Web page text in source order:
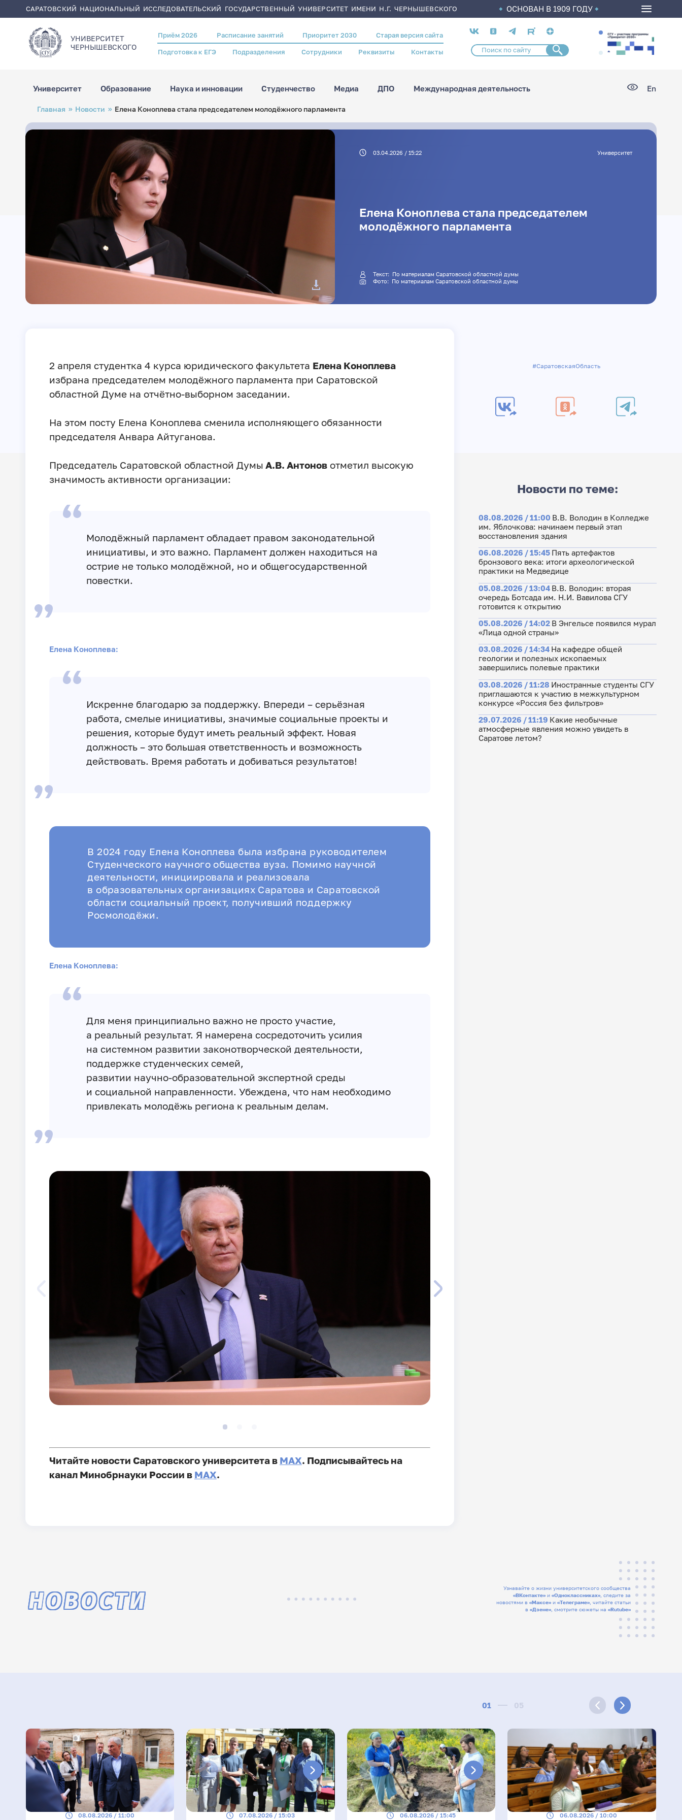
содержанию
САРАТОВСКИЙ НАЦИОНАЛЬНЫЙ ИССЛЕДОВАТЕЛЬСКИЙ ГОСУДАРСТВЕННЫЙ УНИВЕРСИТЕТ ИМЕНИ Н.Г. ЧЕРНЫШЕВСКОГО ОСНОВАН В 1909 ГОДУ
УНИВЕРСИТЕТ
ЧЕРНЫШЕВСКОГO
Header
menu
Приём 2026 Расписание занятий Приоритет 2030 Старая версия сайта
Подготовка к ЕГЭ Подразделения Сотрудники Реквизиты Контакты
Социальные
сети
Университет Образование Наука и инновации Студенчество Медиа ДПО Международная деятельность En
Строка
навигации
Главная Новости Елена Коноплева стала председателем молодёжного парламента
03.04.2026 / 15:22 Университет
Елена Коноплева стала председателем
молодёжного парламента
Текст: По материалам Саратовской областной думы
Фото: По материалам Саратовской областной думы
2 апреля студентка 4 курса юридического факультета Елена Коноплева
избрана председателем молодёжного парламента при Саратовской
областной Думе на отчётно-выборном заседании.
На этом посту Елена Коноплева сменила исполняющего обязанности
председателя Анвара Айтуганова.
Председатель Саратовской областной Думы А.В. Антоновотметил высокую
значимость активности организации:
Молодёжный парламент обладает правом законодательной
инициативы, и это важно. Парламент должен находиться на
острие не только молодёжной, но и общегосударственной
повестки.
Елена Коноплева:
Искренне благодарю за поддержку. Впереди – серьёзная
работа, смелые инициативы, значимые социальные проекты и
решения, которые будут иметь реальный эффект. Новая
должность – это большая ответственность и возможность
действовать. Время работать и добиваться результатов!
В 2024 году Елена Коноплева была избрана руководителем
Студенческого научного общества вуза. Помимо научной
деятельности, инициировала и реализовала
в образовательных организациях Саратова и Саратовской
области социальный проект, получивший поддержку
Росмолодёжи.
Елена Коноплева:
Для меня принципиально важно не просто участие,
а реальный результат. Я намерена сосредоточить усилия
на системном развитии законотворческой деятельности,
поддержке студенческих семей,
развитии научно-образовательной экспертной среды
и социальной направленности. Убеждена, что нам необходимо
привлекать молодёжь региона к реальным делам.
Читайте новости Саратовского университета в MAX. Подписывайтесь на
канал Минобрнауки России в MAX.
#СаратовскаяОбласть
Новости по теме:
08.08.2026 / 11:00 В.В. Володин в Колледже
им. Яблочкова: начинаем первый этап
восстановления здания
06.08.2026 / 15:45 Пять артефактов
бронзового века: итоги археологической
практики на Медведице
05.08.2026 / 13:04 В.В. Володин: вторая
очередь Ботсада им. Н.И. Вавилова СГУ
готовится к открытию
05.08.2026 / 14:02 В Энгельсе появился мурал
«Лица одной страны»
03.08.2026 / 14:34 На кафедре общей
геологии и полезных ископаемых
завершились полевые практики
03.08.2026 / 11:28 Иностранные студенты СГУ
приглашаются к участию в межкультурном
конкурсе «Россия без фильтров»
29.07.2026 / 11:19 Какие необычные
атмосферные явления можно увидеть в
Саратове летом?
Узнавайте о жизни университетского сообщества
«ВКонтакте» и«Одноклассниках», следите за
новостями в«Максе» и«Телеграме», читайте статьи
в«Дзене», смотрите сюжеты на«Rutube»
НОВОСТИ
01 05
08.08.2026 / 11:00 07.08.2026 / 15:03 06.08.2026 / 15:45 06.08.2026 / 10:00